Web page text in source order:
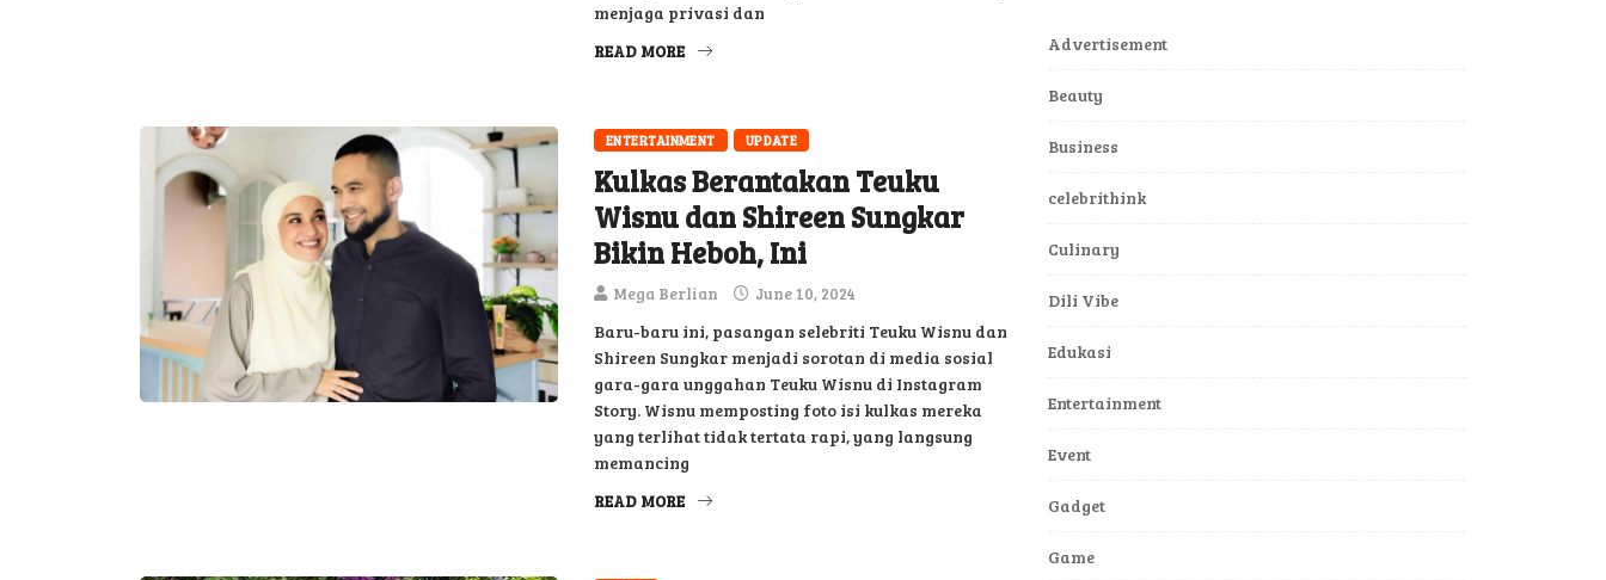
menjaga privasi dan
READ MORE
ENTERTAINMENT UPDATE
Kulkas Berantakan Teuku
Wisnu dan Shireen Sungkar
Bikin Heboh, Ini
Mega Berlian June 10, 2024
Baru-baru ini, pasangan selebriti Teuku Wisnu dan
Shireen Sungkar menjadi sorotan di media sosial
gara-gara unggahan Teuku Wisnu di Instagram
Story. Wisnu memposting foto isi kulkas mereka
yang terlihat tidak tertata rapi, yang langsung
memancing
READ MORE
Advertisement
Beauty
Business
celebrithink
Culinary
Dili Vibe
Edukasi
Entertainment
Event
Gadget
Game